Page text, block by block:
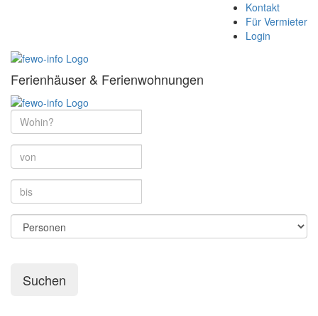
Kontakt
Für Vermieter
Login
Ferienhäuser & Ferienwohnungen
Suchen